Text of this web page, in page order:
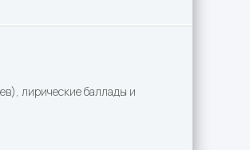
лирические баллады и